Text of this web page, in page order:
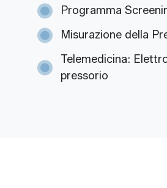
Programma
Misurazione della
Telemedicina:
pressorio